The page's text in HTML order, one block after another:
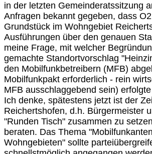
in der letzten Gemeinderatssitzung
Anfragen bekannt gegeben, dass
Grundstück im Wohngebiet
Ausführungen über den genauen
meine Frage, mit welcher
gemachte Standortvorschlag
den Mobilfunkbetreibern (MFB)
Mobilfunkpakt erforderlich - rein
MFB ausschlaggebend sein)
Ich denke, spätestens jetzt ist der
Reichertshofen, d.h. Bürgermeister
"Runden Tisch" zusammen zu
beraten. Das Thema
Wohngebieten" sollte